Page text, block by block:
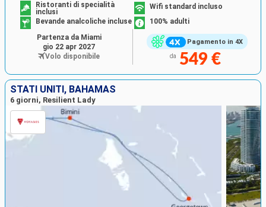
Pagamento in 4X
Ristoranti di specialità
inclusi
Wifi standard incluso
Bevande analcoliche incluse
100% adulti
da 549 €
Partenza da Miami
gio 22 apr 2027
Volo disponibile
STATI UNITI, BAHAMAS
6 giorni, Resilient Lady